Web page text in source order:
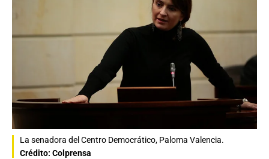
La senadora del Centro Democrático, Paloma Valencia.
Crédito: Colprensa